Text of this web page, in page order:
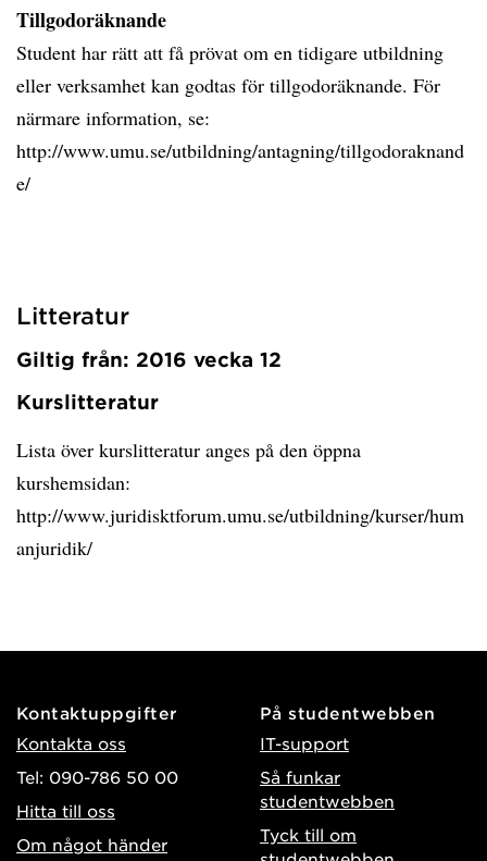
Tillgodoräknande
Student har rätt att få prövat om en tidigare utbildning
eller verksamhet kan godtas för tillgodoräknande. För
närmare information, se:
http://www.umu.se/utbildning/antagning/tillgodoraknand
e/
Litteratur
Giltig från: 2016 vecka 12
Kurslitteratur
Lista över kurslitteratur anges på den öppna
kurshemsidan:
http://www.juridisktforum.umu.se/utbildning/kurser/hum
anjuridik/
Kontaktuppgifter
Kontakta oss
Tel: 090-786 50 00
Hitta till oss
Om något händer
På studentwebben
IT-support
Så funkar
studentwebben
Tyck till om